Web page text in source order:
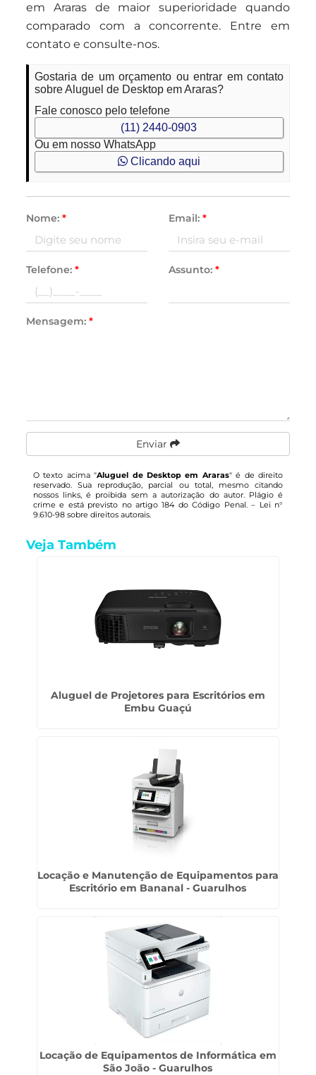
em Araras de maior superioridade quando
comparado com a concorrente. Entre em
contato e consulte-nos.
Gostaria de um orçamento ou entrar em contato
sobre Aluguel de Desktop em Araras?
Fale conosco pelo telefone
(11) 2440-0903
Ou em nosso WhatsApp
Clicando aqui
Nome: * Email: *
Telefone: * Assunto: *
Mensagem: *
Enviar
O texto acima "Aluguel de Desktop em Araras" é de direito
reservado. Sua reprodução, parcial ou total, mesmo citando
nossos links, é proibida sem a autorização do autor. Plágio é
crime e está previsto no artigo 184 do Código Penal. – Lei n°
9.610-98 sobre direitos autorais.
Veja Também
Aluguel de Projetores para Escritórios em
Embu Guaçú
Locação e Manutenção de Equipamentos para
Escritório em Bananal - Guarulhos
Locação de Equipamentos de Informática em
São João - Guarulhos